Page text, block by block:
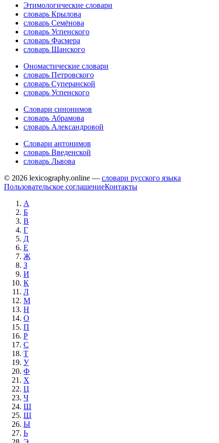
Этимологические словари
словарь Крылова
словарь Семёнова
словарь Успенского
словарь Фасмера
словарь Шанского
Ономастические словари
словарь Петровского
словарь Суперанской
словарь Успенского
Словари синонимов
словарь Абрамова
словарь Александровой
Словари антонимов
словарь Введенской
словарь Львова
© 2026 lexicography.online — словари русского языка
Пользовательское соглашениеКонтакты
А
Б
В
Г
Д
Е
Ж
З
И
К
Л
М
Н
О
П
Р
С
Т
У
Ф
Х
Ц
Ч
Ш
Щ
Ы
Ь